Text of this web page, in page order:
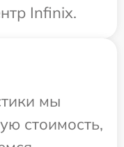
Infinix.
мы
стоимость,